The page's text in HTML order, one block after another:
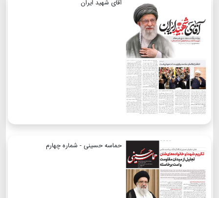
آقای شهید ایران
حماسه حسینی - شماره چهارم